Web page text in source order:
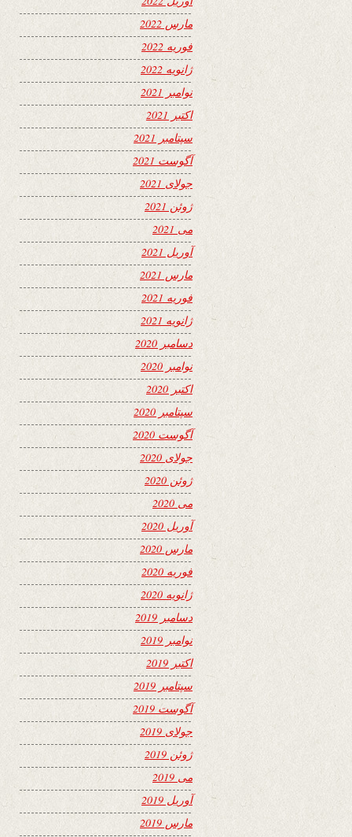
مارس 2022
فوریه 2022
ژانویه 2022
نوامبر 2021
اکتبر 2021
سپتامبر 2021
آگوست 2021
جولای 2021
ژوئن 2021
می 2021
آوریل 2021
مارس 2021
فوریه 2021
ژانویه 2021
دسامبر 2020
نوامبر 2020
اکتبر 2020
سپتامبر 2020
آگوست 2020
جولای 2020
ژوئن 2020
می 2020
آوریل 2020
مارس 2020
فوریه 2020
ژانویه 2020
دسامبر 2019
نوامبر 2019
اکتبر 2019
سپتامبر 2019
آگوست 2019
جولای 2019
ژوئن 2019
می 2019
آوریل 2019
مارس 2019